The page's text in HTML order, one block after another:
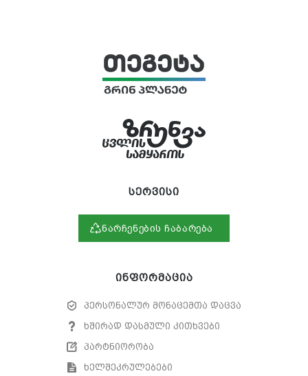
სერვისი
ნარჩენების ჩაბარება
ინფორმაცია
პერსონალურ მონაცემთა დაცვა
ხშირად დასმული კითხვები
პარტნიორობა
ხელშეკრულებები